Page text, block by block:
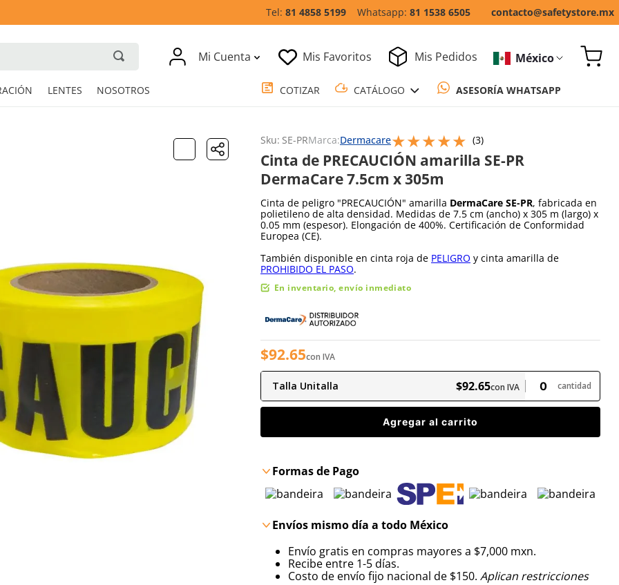
81 4858 5199 81 1538 6505 contacto@safetystore.mx
Mi Cuenta Mis Favoritos Mis Pedidos México
Sku: SE-PRMarca:Dermacare★★★★★ (3)
Escribe un comentario
Cinta de PRECAUCIÓN amarilla SE-PR
DermaCare 7.5cm x 305m
Cinta de peligro "PRECAUCIÓN" amarilla DermaCare SE-PR, fabricada en
polietileno de alta densidad. Medidas de 7.5 cm (ancho) x 305 m (largo) x
0.05 mm (espesor). Elongación de 400%. Certificación de Conformidad
Europea (CE).
También disponible en cinta roja de PELIGRO y cinta amarilla de
PROHIBIDO EL PASO.
En inventario, envío inmediato
$92.65con IVA
Talla Unitalla $92.65con IVA cantidad
Agregar al carrito
Formas de Pago
Envíos mismo día a todo México
Envío gratis en compras mayores a $7,000 mxn.
Recibe entre 1-5 días.
Costo de envío fijo nacional de $150. Aplican restricciones